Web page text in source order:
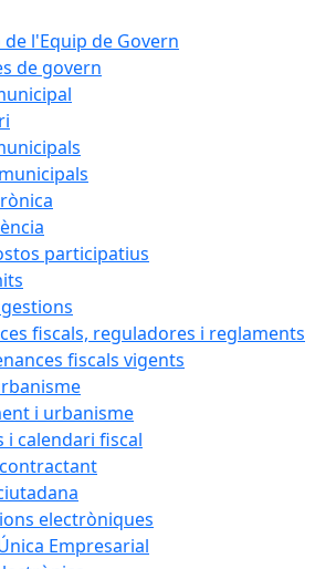
de l'Equip de Govern
de govern
participatius
fiscals, reguladores i reglaments
fiscals vigents
i urbanisme
i calendari fiscal
electròniques
Empresarial